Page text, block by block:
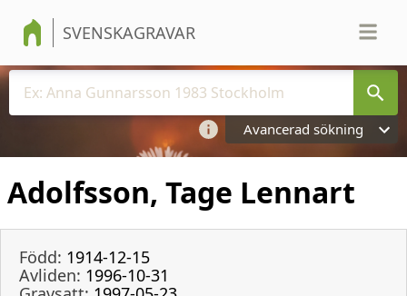
SVENSKAGRAVAR
Avancerad sökning
Adolfsson, Tage Lennart
Född: 1914-12-15
Avliden: 1996-10-31